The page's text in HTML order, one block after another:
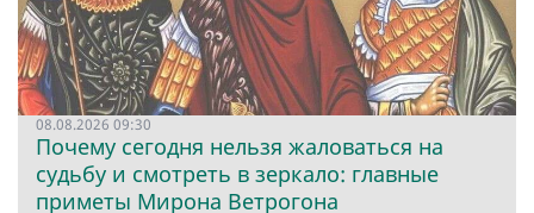
08.08.2026 09:30
Почему сегодня нельзя жаловаться на
судьбу и смотреть в зеркало: главные
приметы Мирона Ветрогона